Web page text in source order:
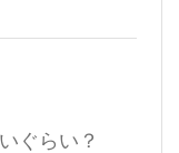
ぐらい？